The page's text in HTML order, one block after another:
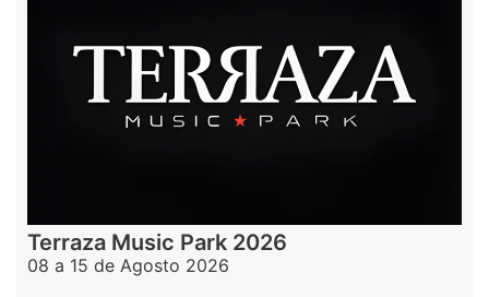
Terraza Music Park 2026
08 a 15 de Agosto 2026